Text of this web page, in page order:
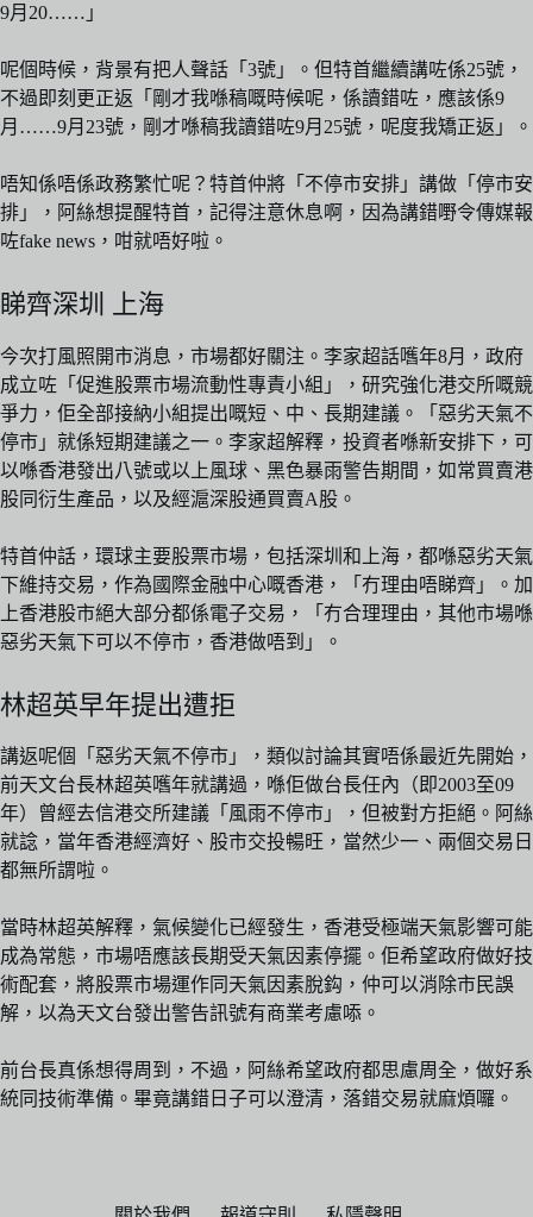
9月20……」
呢個時候，背景有把人聲話「3號」。但特首繼續講咗係25號，
不過即刻更正返「剛才我喺稿嘅時候呢，係讀錯咗，應該係9
月……9月23號，剛才喺稿我讀錯咗9月25號，呢度我矯正返」。
唔知係唔係政務繁忙呢？特首仲將「不停市安排」講做「停市安
排」，阿絲想提醒特首，記得注意休息啊，因為講錯嘢令傳媒報
咗fake news，咁就唔好啦。
睇齊深圳 上海
今次打風照開市消息，市場都好關注。李家超話嚿年8月，政府
成立咗「促進股票市場流動性專責小組」，研究強化港交所嘅競
爭力，佢全部接納小組提出嘅短、中、長期建議。「惡劣天氣不
停市」就係短期建議之一。李家超解釋，投資者喺新安排下，可
以喺香港發出八號或以上風球、黑色暴雨警告期間，如常買賣港
股同衍生產品，以及經滬深股通買賣A股。
特首仲話，環球主要股票市場，包括深圳和上海，都喺惡劣天氣
下維持交易，作為國際金融中心嘅香港，「冇理由唔睇齊」。加
上香港股市絕大部分都係電子交易，「冇合理理由，其他市場喺
惡劣天氣下可以不停市，香港做唔到」。
林超英早年提出遭拒
講返呢個「惡劣天氣不停市」，類似討論其實唔係最近先開始，
前天文台長林超英嚿年就講過，喺佢做台長任內（即2003至09
年）曾經去信港交所建議「風雨不停市」，但被對方拒絕。阿絲
就諗，當年香港經濟好、股市交投暢旺，當然少一、兩個交易日
都無所謂啦。
當時林超英解釋，氣候變化已經發生，香港受極端天氣影響可能
成為常態，市場唔應該長期受天氣因素停擺。佢希望政府做好技
術配套，將股票市場運作同天氣因素脫鈎，仲可以消除市民誤
解，以為天文台發出警告訊號有商業考慮㖭。
前台長真係想得周到，不過，阿絲希望政府都思慮周全，做好系
統同技術準備。畢竟講錯日子可以澄清，落錯交易就麻煩囉。